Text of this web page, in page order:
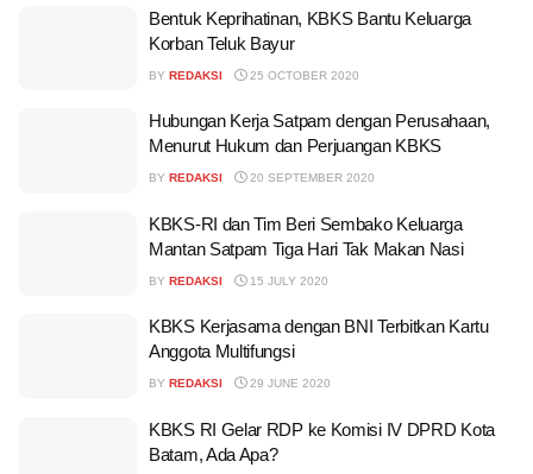
Bentuk Keprihatinan, KBKS Bantu Keluarga
Korban Teluk Bayur
BY REDAKSI 25 OCTOBER 2020
Hubungan Kerja Satpam dengan Perusahaan,
Menurut Hukum dan Perjuangan KBKS
BY REDAKSI 20 SEPTEMBER 2020
KBKS-RI dan Tim Beri Sembako Keluarga
Mantan Satpam Tiga Hari Tak Makan Nasi
BY REDAKSI 15 JULY 2020
KBKS Kerjasama dengan BNI Terbitkan Kartu
Anggota Multifungsi
BY REDAKSI 29 JUNE 2020
KBKS RI Gelar RDP ke Komisi IV DPRD Kota
Batam, Ada Apa?